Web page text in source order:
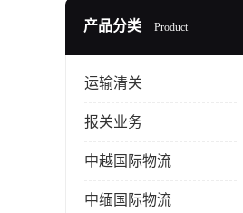
产品分类 Product
运输清关
报关业务
中越国际物流
中缅国际物流